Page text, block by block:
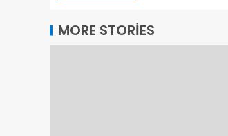
MORE STORIES